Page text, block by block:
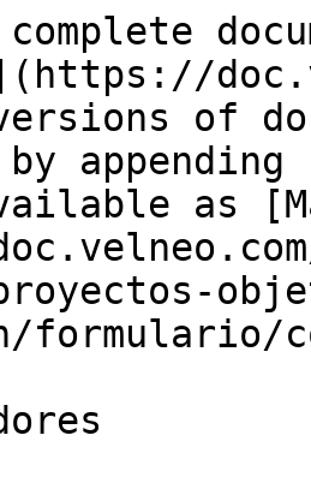
versions of
as
formulario/